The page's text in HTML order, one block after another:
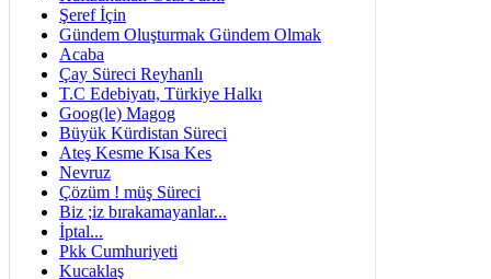
Şeref İçin
Gündem Oluşturmak Gündem Olmak
Acaba
Çay Süreci Reyhanlı
T.C Edebiyatı, Türkiye Halkı
Goog(le) Magog
Büyük Kürdistan Süreci
Ateş Kesme Kısa Kes
Nevruz
Çözüm ! müş Süreci
Biz ;iz bırakamayanlar...
İptal...
Pkk Cumhuriyeti
Kucaklaş